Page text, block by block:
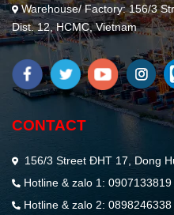
Warehouse/ Factory: 156/3
Dist. 12, HCMC, Vietnam
CONTACT
156/3 Street ĐHT 17, Dong
Hotline & zalo 1: 0907133819
Hotline & zalo 2: 0898246338